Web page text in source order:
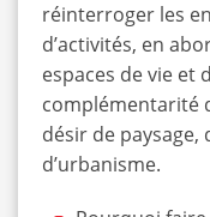
réinterroger les
d’activités, en
espaces de vie et
complémentarité
désir de
d’urbanisme.